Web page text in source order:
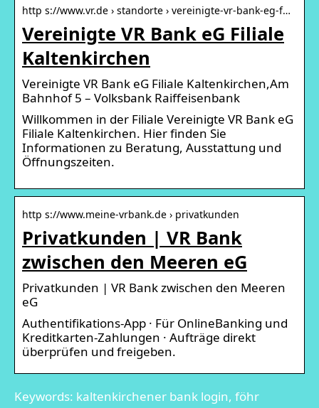
http s://www.vr.de › standorte › vereinigte-vr-bank-eg-f…
Vereinigte VR Bank eG Filiale
Kaltenkirchen
Vereinigte VR Bank eG Filiale Kaltenkirchen,Am
Bahnhof 5 – Volksbank Raiffeisenbank
Willkommen in der Filiale Vereinigte VR Bank eG
Filiale Kaltenkirchen. Hier finden Sie
Informationen zu Beratung, Ausstattung und
Öffnungszeiten.
http s://www.meine-vrbank.de › privatkunden
Privatkunden | VR Bank
zwischen den Meeren eG
Privatkunden | VR Bank zwischen den Meeren
eG
Authentifikations-App · Für OnlineBanking und
Kreditkarten-Zahlungen · Aufträge direkt
überprüfen und freigeben.
Keywords: kaltenkirchener bank login, föhr